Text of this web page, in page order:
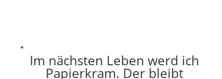
Im nächsten Leben werd ich
Papierkram. Der bleibt